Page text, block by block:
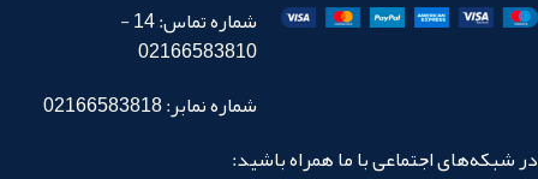
شماره تماس: 14 -
02166583810
شماره نمابر: 02166583818
در شبکه‌های اجتماعی با ما همراه باشید: